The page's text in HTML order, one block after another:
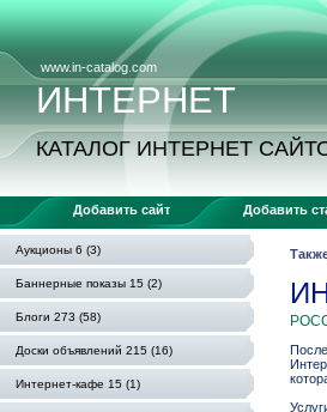
www.in-catalog.com
ИНТЕРНЕТ
КАТАЛОГ ИНТЕРНЕТ
Добавить сайт Добавить
Аукционы 6 (3)
Баннерные показы 15 (2)
Блоги 273 (58)
Доски объявлений 215 (16)
Интернет-кафе 15 (1)